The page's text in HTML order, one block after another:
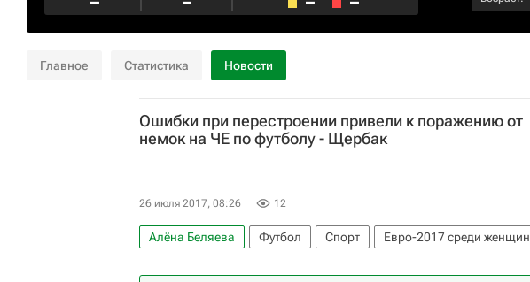
Главное Статистика Новости
Ошибки при перестроении привели к поражению от
немок на ЧЕ по футболу - Щербак
26 июля 2017, 08:26 12
Алёна Беляева Футбол Спорт Евро-2017 среди женщин